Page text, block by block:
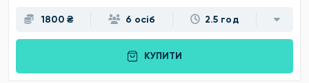
1800 ₴ 6 осіб 2.5 год
КУПИТИ